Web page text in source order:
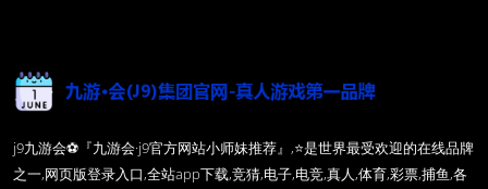
j9九游会⚽️『九游会·j9官方网站小师妹推荐』,⭐️是世界最受欢迎的在线品牌
之一,网页版登录入口,全站app下载,竞猜,电子,电竞,真人,体育,彩票,捕鱼,各